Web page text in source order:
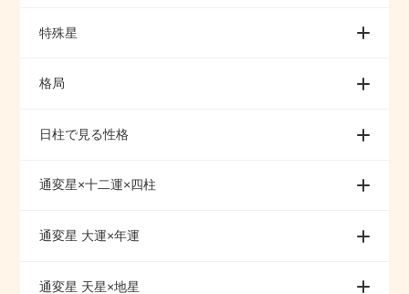
特殊星
格局
日柱で見る性格
通変星×十二運×四柱
通変星 大運×年運
通変星 天星×地星